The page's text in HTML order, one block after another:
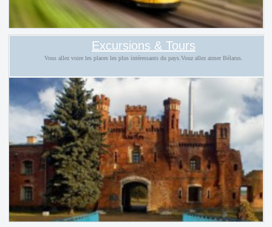
Excursions & Tours
Vous allez voire les places les plus intéressants du pays.Vouz allez aimer Bélarus.